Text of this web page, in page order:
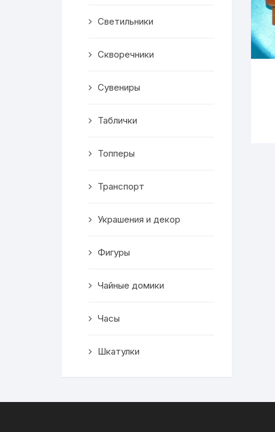
Рисунки
Чай
Светильники
Скворечники
Сувениры
Таблички
Топперы
Транспорт
Украшения и декор
Фигуры
Чайные домики
Часы
Шкатулки